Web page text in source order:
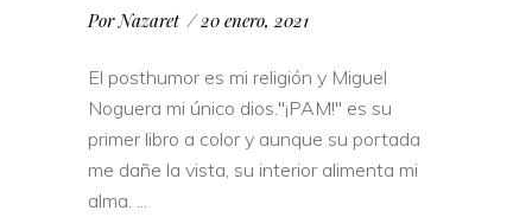
Por Nazaret 20 enero, 2021
El posthumor es mi religión y Miguel
Noguera mi único dios."¡PAM!" es su
primer libro a color y aunque su portada
me dañe la vista, su interior alimenta mi
alma.